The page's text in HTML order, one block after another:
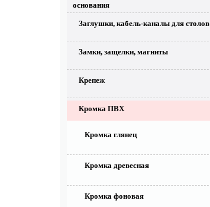
основания
Заглушки, кабель-каналы для столов
Замки, защелки, магниты
Крепеж
Кромка ПВХ
Кромка глянец
Кромка древесная
Кромка фоновая